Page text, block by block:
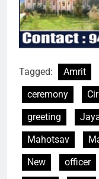
Tagged: Amrit
ceremony
greeting
Mahotsav
New
officer